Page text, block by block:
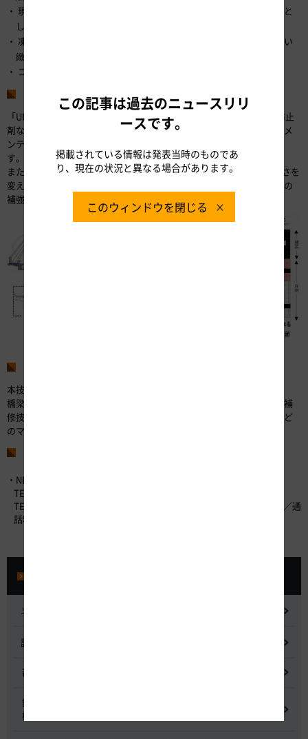
現場で「UHPFRC」の流動性を調整し、12%勾配までの整形を可能と
したこと。
凍結防止剤などによる塩分や水分の浸入に対し、「UHPFRC」の高い
緻密性により、床版が劣化しにくくしたこと。
コンクリート床版と鋼床版のいずれの補修にも適用できること。
本技術による効果
「UHPFRC」は材料の緻密性が従来の「SFRC」に比べて高く、凍結防止
剤などによる塩分や水分の浸入が長期的に抑制されることで、床版のメ
ンテナンスコストが従来の3分の1程度に削減されることが期待されま
す。
また、「UHPFRC」で補修することにより耐荷力が高まり、床版の厚さを
変える必要がなくなるので、床版補修に伴い必要となる橋梁の下部工の
補強や、路面の段差解消工事に要するコストの削減が期待されます。
本技術は、現在、特許出願中です。
橋梁の床版をリニューアルする新たな方法として、本技術による現場補
修技術の適用に向けた試験工事のための施工方法の検討や施工手順など
のマニュアルの整備を進め、早期の実用化を目指してまいります。
・NEXCO中日本お客さまセンター （24時間365日対応）
TEL：0120-922-229 （フリーダイヤル）
TEL：052-223-0333 （フリーダイヤルがご利用になれないお客さま／通
話料有料）
ニュースリリース
記者会見
都市間高速道路料金割引検討会
鋼少数主桁橋の床版下面吹付コンクリートはく離・落下事象調査
検討委員会
この記事は過去のニュースリリ
ースです。
掲載されている情報は発表当時のものであ
り、現在の状況と異なる場合があります。
このウィンドウを閉じる